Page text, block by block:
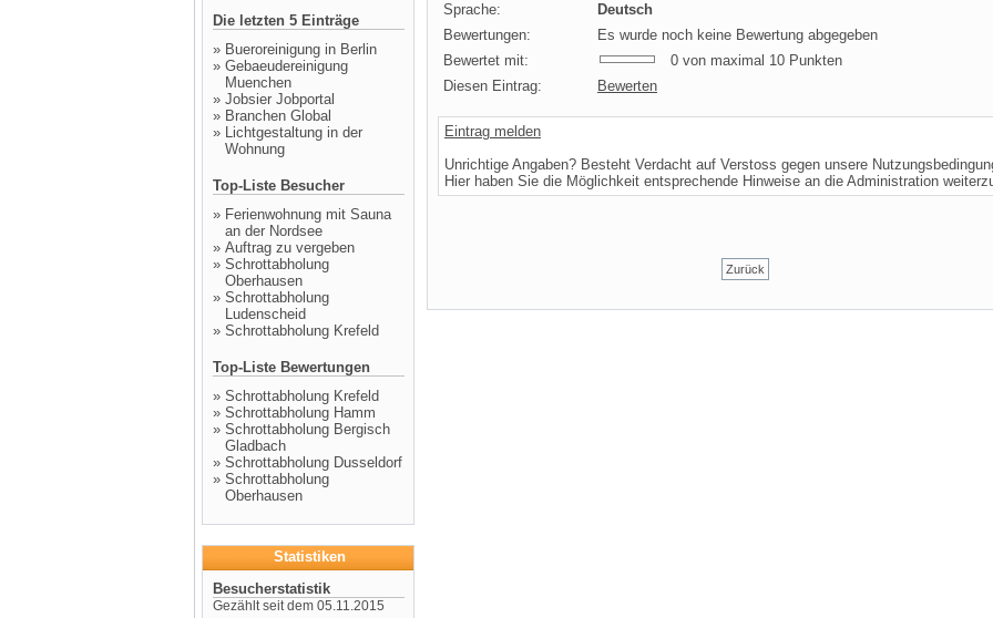
Die letzten 5 Einträge
» Bueroreinigung in Berlin
» Gebaeudereinigung
Muenchen
» Jobsier Jobportal
» Branchen Global
» Lichtgestaltung in der
Wohnung
Top-Liste Besucher
» Ferienwohnung mit Sauna
an der Nordsee
» Auftrag zu vergeben
» Schrottabholung
Oberhausen
» Schrottabholung
Ludenscheid
» Schrottabholung Krefeld
Top-Liste Bewertungen
» Schrottabholung Krefeld
» Schrottabholung Hamm
» Schrottabholung Bergisch
Gladbach
» Schrottabholung Dusseldorf
» Schrottabholung
Oberhausen
Statistiken
Besucherstatistik
Gezählt seit dem 05.11.2015
Sprache:
Deutsch
Bewertungen:
Es wurde noch keine Bewertung abgegeben
Bewertet mit:
0 von maximal 10 Punkten
Diesen Eintrag:
Bewerten
Eintrag melden
Unrichtige Angaben? Besteht Verdacht auf Verstoss gegen unsere
Hier haben Sie die Möglichkeit entsprechende Hinweise an die Administration
Zurück